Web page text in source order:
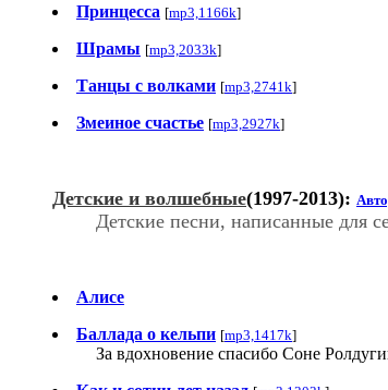
Принцесса [mp3,1166k]
Шрамы [mp3,2033k]
Танцы с волками [mp3,2741k]
Змеиное счастье [mp3,2927k]
Детские и волшебные(1997-2013):
Детские песни, написанные для
Алисе
Баллада о кельпи [mp3,1417k]
За вдохновение спасибо Соне